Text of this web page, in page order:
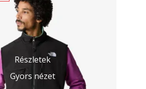
Részletek
Gyors nézet